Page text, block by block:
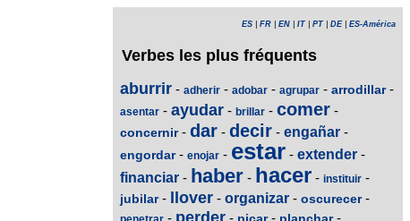
ES FR EN IT PT DE| ES-América
Verbes les plus fréquents
aburrir - adherir - adobar - agrupar - arrodillar-
asentar - ayudar - brillar - comer -
concernir- dar - decir - engañar -
engordar- enojar - estar - extender -
financiar - haber - hacer - instituir -
jubilar- llover - organizar - oscurecer-